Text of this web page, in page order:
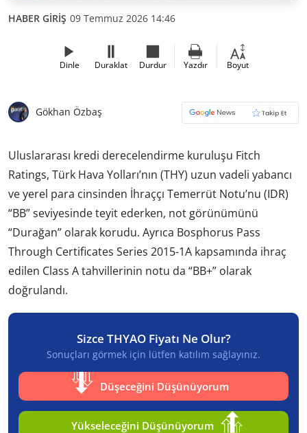
HABER GİRİŞ 09 Temmuz 2026 14:46
Dinle Duraklat Durdur Yazdır Boyut
Gökhan Özbaş
Uluslararası kredi derecelendirme kuruluşu Fitch
Ratings, Türk Hava Yolları’nın (THY) uzun vadeli yabancı
ve yerel para cinsinden İhraççı Temerrüt Notu’nu (IDR)
“BB” seviyesinde teyit ederken, not görünümünü
“Durağan” olarak korudu. Ayrıca Bosphorus Pass
Through Certificates Series 2015-1A kapsamında ihraç
edilen Class A tahvillerinin notu da “BB+” olarak
doğrulandı.
Sizce THYAO Fiyatı Ne Olur?
Sonuçları görmek için lütfen katılım sağlayınız.
Düşeceğini Düşünüyorum
Yükseleceğini Düşünüyorum